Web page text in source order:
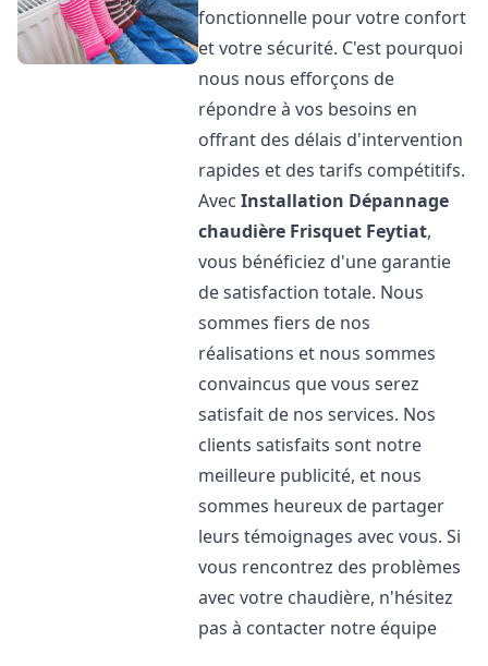
fonctionnelle pour votre confort
et votre sécurité. C'est pourquoi
nous nous efforçons de
répondre à vos besoins en
offrant des délais d'intervention
rapides et des tarifs compétitifs.
AvecInstallation Dépannage
chaudière Frisquet Feytiat,
vous bénéficiez d'une garantie
de satisfaction totale. Nous
sommes fiers de nos
réalisations et nous sommes
convaincus que vous serez
satisfait de nos services. Nos
clients satisfaits sont notre
meilleure publicité, et nous
sommes heureux de partager
leurs témoignages avec vous. Si
vous rencontrez des problèmes
avec votre chaudière, n'hésitez
pas à contacter notre équipe